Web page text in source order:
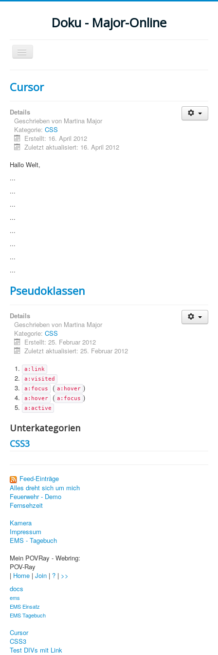
Doku - Major-Online
Navigation
an/aus
PovRay
PHP
Webdesign
CMS
PovRay +
PHP
Webdesign
CMS
Grafik
JavaScript
Sicherheit
PovRay
Webdesign
CMS
JavaScript
Home
PovRay
PHP
CMS
Cursor
Details
Geschrieben von Martina Major
Kategorie: CSS
Erstellt: 16. April 2012
Zuletzt aktualisiert: 16. April 2012
Hallo Welt,
...
...
...
...
...
...
...
...
Pseudoklassen
Details
Geschrieben von Martina Major
Kategorie: CSS
Erstellt: 25. Februar 2012
Zuletzt aktualisiert: 25. Februar 2012
a:link
a:visited
a:focus
( a:hover )
a:hover ( a:focus )
a:active
Unterkategorien
CSS3
Feed-Einträge
Alles dreht sich um mich
Feuerwehr - Demo
Fernsehzeit
Kamera
Impressum
EMS - Tagebuch
Mein POVRay - Webring:
POV-Ray
| Home | Join | ? | >>
docs
ems
EMS Einsatz
EMS Tagebuch
Cursor
CSS3
Test DIVs mit Link